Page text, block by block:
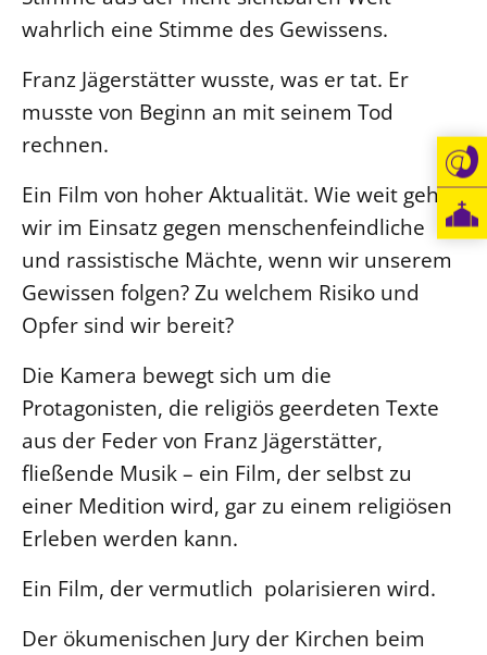
wahrlich eine Stimme des Gewissens.
Franz Jägerstätter wusste, was er tat. Er
musste von Beginn an mit seinem Tod
rechnen.
Ein Film von hoher Aktualität. Wie weit gehen
wir im Einsatz gegen menschenfeindliche
und rassistische Mächte, wenn wir unserem
Gewissen folgen? Zu welchem Risiko und
Opfer sind wir bereit?
Die Kamera bewegt sich um die
Protagonisten, die religiös geerdeten Texte
aus der Feder von Franz Jägerstätter,
fließende Musik – ein Film, der selbst zu
einer Medition wird, gar zu einem religiösen
Erleben werden kann.
Ein Film, der vermutlich polarisieren wird.
Der ökumenischen Jury der Kirchen beim